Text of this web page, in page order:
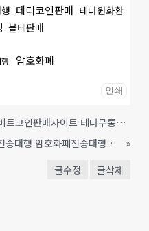
테더코인판매 테더원화환
블테판매
암호화폐
인쇄
a8O_텔레@CASHFILTER365 비트코인판매사이트 테더무통테더전송대행 테더코인매입 비트코인사는법 코인구매사이트 테더코인판매 이더리움판매_o9F
g4Q_텔레@UPCOIN24 비트코인전송대행 암호화폐전송대행_x9L
»
글수정 글삭제